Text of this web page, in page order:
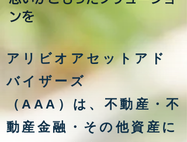
ンを
アリビオアセットアド
バイザーズ
（AAA）は、不動産・不
動産金融・その他資産に